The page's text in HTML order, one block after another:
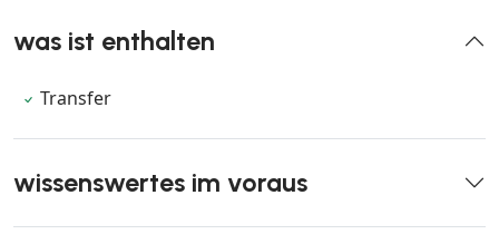
was ist enthalten
Transfer
wissenswertes im voraus